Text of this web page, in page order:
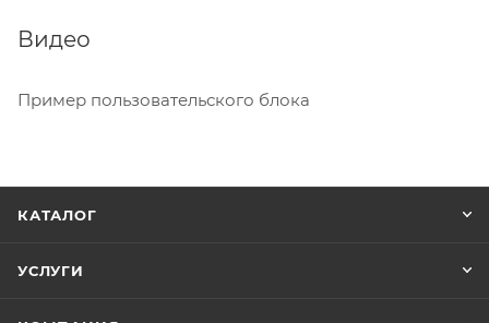
Видео
Пример пользовательского блока
КАТАЛОГ
УСЛУГИ